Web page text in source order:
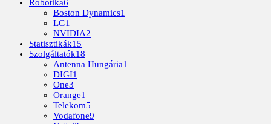
Robotika6
Boston Dynamics1
LG1
NVIDIA2
Statisztikák15
Szolgáltatók18
Antenna Hungária1
DIGI1
One3
Orange1
Telekom5
Vodafone9